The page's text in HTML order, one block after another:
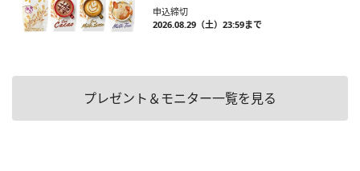
申込締切
2026.08.29（土）23:59まで
プレゼント＆モニター一覧を見る